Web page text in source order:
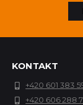
KONTAKT
+420 601 383
+420 606 288